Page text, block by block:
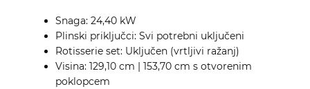
Snaga: 24,40 kW
Plinski priključci: Svi potrebni uključeni
Rotisserie set: Uključen (vrtljivi ražanj)
Visina: 129,10 cm | 153,70 cm s otvorenim
poklopcem